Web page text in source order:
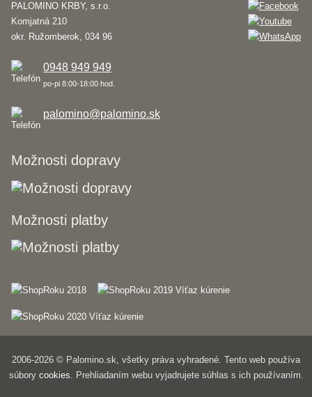
PALOMINO KRBY, s.r.o.
Komjatná 210
okr. Ružomberok, 034 96
0948 949 949
po-pi 8:00-18:00 hod.
palomino@palomino.sk
Možnosti dopravy
Možnosti platby
2006-2026 © Palomino.sk, všetky práva vyhradené. Tento web používa
súbory cookies. Prehliadaním webu vyjadrujete súhlas s ich používaním.